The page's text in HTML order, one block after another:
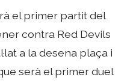
el primer partit del
contra Red Devils
a la desena plaça i
serà el primer duel